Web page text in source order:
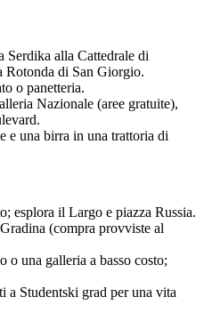
Serdika alla Cattedrale di
Rotonda di San Giorgio.
o panetteria.
Nazionale (aree gratuite),
e una birra in una trattoria di
esplora il Largo e piazza Russia.
(compra provviste al
o una galleria a basso costo;
a Studentski grad per una vita